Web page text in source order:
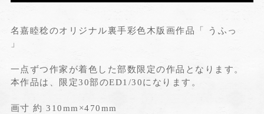
名嘉睦稔のオリジナル裏手彩色木版画作品「 うふっ
」
一点ずつ作家が着色した部数限定の作品となります。
本作品は、限定30部のED1/30になります。
画寸 約 310mm×470mm